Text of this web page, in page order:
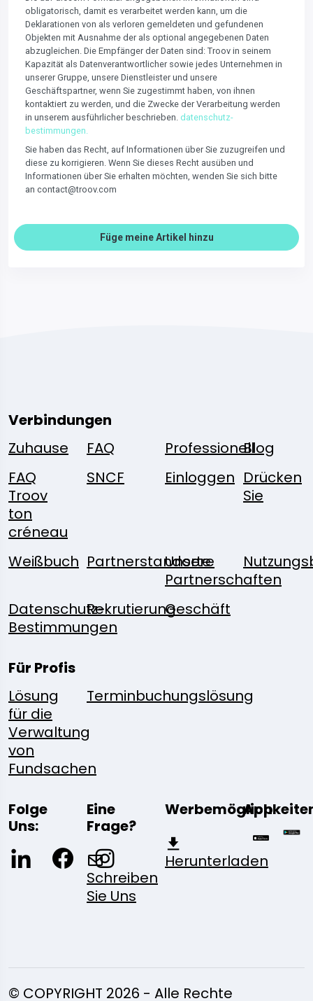
obligatorisch, damit es verarbeitet werden kann, um die
Deklarationen von als verloren gemeldeten und gefundenen
Objekten mit Ausnahme der als optional angegebenen Daten
abzugleichen. Die Empfänger der Daten sind: Troov in seinem
Kapazität als Datenverantwortlicher sowie jedes Unternehmen in
unserer Gruppe, unsere Dienstleister und unsere
Geschäftspartner, wenn Sie zugestimmt haben, von ihnen
kontaktiert zu werden, und die Zwecke der Verarbeitung werden
in unserem ausführlicher beschrieben. datenschutz-
bestimmungen.
Sie haben das Recht, auf Informationen über Sie zuzugreifen und
diese zu korrigieren. Wenn Sie dieses Recht ausüben und
Informationen über Sie erhalten möchten, wenden Sie sich bitte
an contact@troov.com
Füge meine Artikel hinzu
Verbindungen
Zuhause
FAQ ProfessionellBlog
FAQ
Troov
ton
créneau
SNCF Einloggen Drücken
Sie
Weißbuch Partnerstandorte
Unsere
Partnerschaften
Datenschutz-
Bestimmungen
RekrutierungGeschäft
Für Profis
Lösung
für die
Verwaltung
von
Fundsachen
Terminbuchungslösung
Folge
Uns:
Eine
Frage?
Schreiben
Sie Uns
Herunterladen
App
© COPYRIGHT 2026 - Alle Rechte